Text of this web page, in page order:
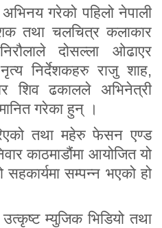
गरेको पहिलो नेपाली
तथा चलचित्र कलाकार
दोसल्ला ओढाएर
निर्देशकहरु राजु शाह,
शिव ढकालले अभिनेत्री
गरेका हुन् ।
तथा महेरु फेसन एण्ड
काठमाडौंमा आयोजित यो
सम्पन्न भएको हो
उत्कृष्ट म्युजिक भिडियो तथा